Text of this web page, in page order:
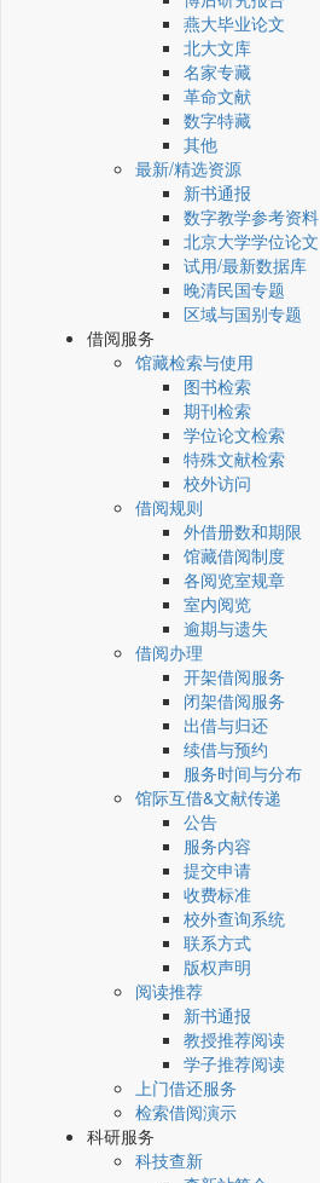
燕大毕业论文
北大文库
名家专藏
革命文献
数字特藏
其他
最新/精选资源
新书通报
数字教学参考资料
北京大学学位论文
试用/最新数据库
晚清民国专题
区域与国别专题
借阅服务
馆藏检索与使用
图书检索
期刊检索
学位论文检索
特殊文献检索
校外访问
借阅规则
外借册数和期限
馆藏借阅制度
各阅览室规章
室内阅览
逾期与遗失
借阅办理
开架借阅服务
闭架借阅服务
出借与归还
续借与预约
服务时间与分布
馆际互借&文献传递
公告
服务内容
提交申请
收费标准
校外查询系统
联系方式
版权声明
阅读推荐
新书通报
教授推荐阅读
学子推荐阅读
上门借还服务
检索借阅演示
科研服务
科技查新